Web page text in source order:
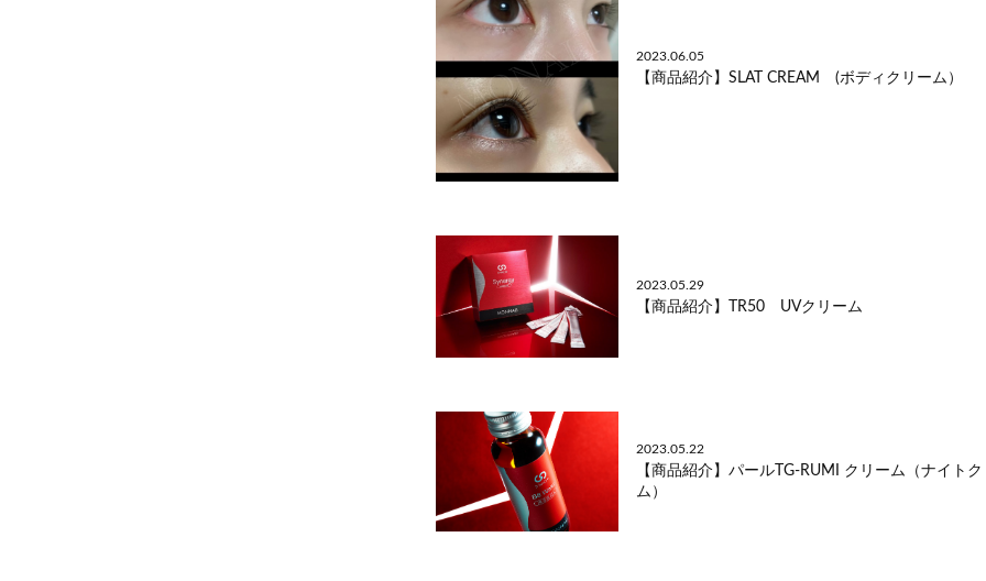
2023.06.05
【商品紹介】SLAT CREAM (ボディクリーム）
2023.05.29
【商品紹介】TR50 UVクリーム
2023.05.22
【商品紹介】パールTG-RUMI クリーム（ナイトク
ム）